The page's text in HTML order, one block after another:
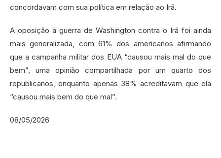
concordavam com sua política em relação ao Irã.
A oposição à guerra de Washington contra o Irã foi ainda
mais generalizada, com 61% dos americanos afirmando
que a campanha militar dos EUA “causou mais mal do que
bem”, uma opinião compartilhada por um quarto dos
republicanos, enquanto apenas 38% acreditavam que ela
“causou mais bem do que mal”.
08/05/2026